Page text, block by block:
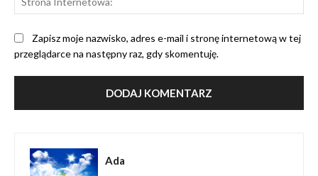
Zapisz moje nazwisko, adres e-mail i stronę internetową w tej
przeglądarce na następny raz, gdy skomentuję.
Ada